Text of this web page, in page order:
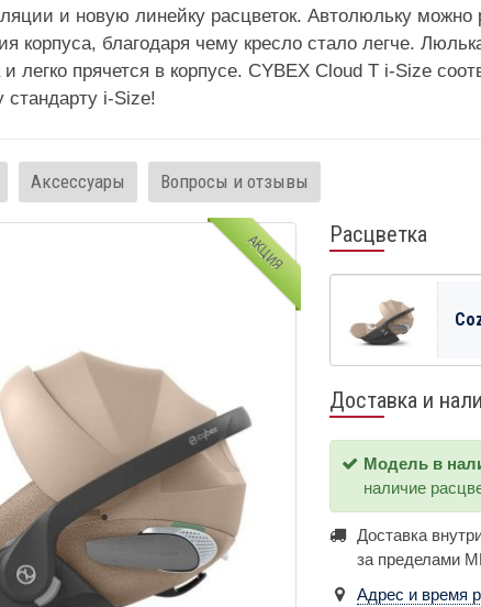
и новую линейку расцветок. Автолюльку можно
корпуса, благодаря чему кресло стало легче.
легко прячется в корпусе. CYBEX Cloud T i-Size
i-Size!
Аксессуары Вопросы и отзывы
АКЦИЯ Расцветка
Доставка и
Модель в
наличие
Доставка
за пределами
Адрес и время